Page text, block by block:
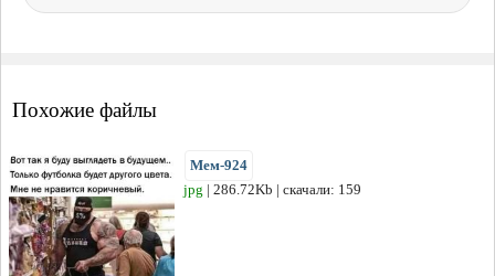
Похожие файлы
Мем-924
jpg | 286.72Kb | скачали: 159